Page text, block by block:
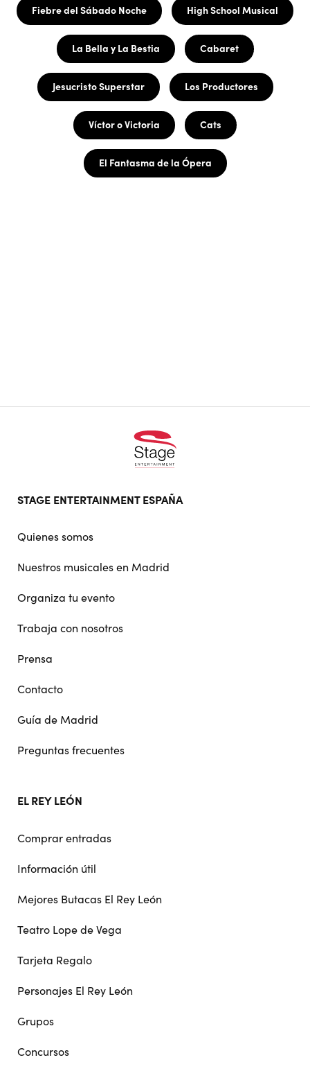
Fiebre del Sábado Noche High School Musical
La Bella y La Bestia Cabaret
Jesucristo Superstar Los Productores
Víctor o Victoria Cats
El Fantasma de la Ópera
doormat
STAGE ENTERTAINMENT ESPAÑA
Quienes somos
Nuestros musicales en Madrid
Organiza tu evento
Trabaja con nosotros
Prensa
Contacto
Guía de Madrid
Preguntas frecuentes
EL REY LEÓN
Comprar entradas
Información útil
Mejores Butacas El Rey León
Teatro Lope de Vega
Tarjeta Regalo
Personajes El Rey León
Grupos
Concursos